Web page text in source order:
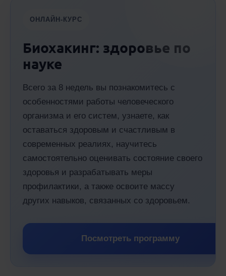
ОНЛАЙН-КУРС
Биохакинг: здоровье по
науке
Всего за 8 недель вы познакомитесь с
особенностями работы человеческого
организма и его систем, узнаете, как
оставаться здоровым и счастливым в
современных реалиях, научитесь
самостоятельно оценивать состояние своего
здоровья и разрабатывать меры
профилактики, а также освоите массу
других навыков, связанных со здоровьем.
Посмотреть программу